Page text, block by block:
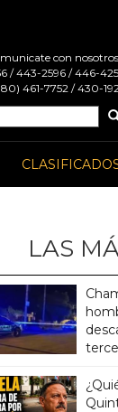
con
/ 443-2596 / 446-
461-7752 / 430-
LAS